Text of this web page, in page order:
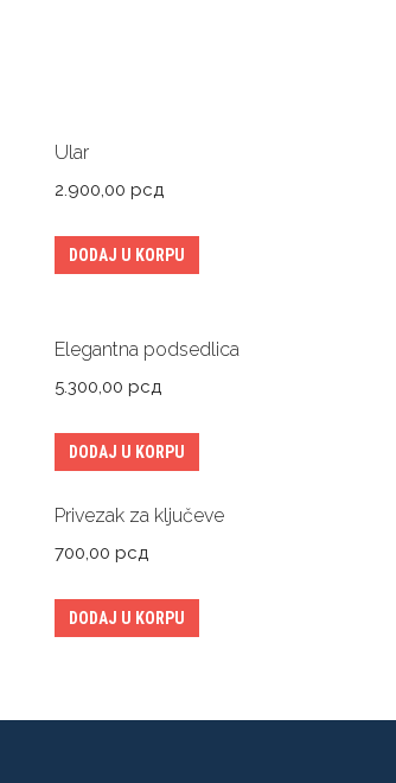
Ular
2.900,00 рсд
DODAJ U KORPU
Elegantna podsedlica
5.300,00 рсд
DODAJ U KORPU
Privezak za ključeve
700,00 рсд
DODAJ U KORPU